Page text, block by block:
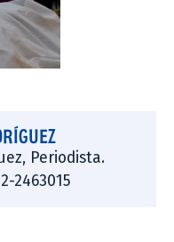
Periodista.
2463015